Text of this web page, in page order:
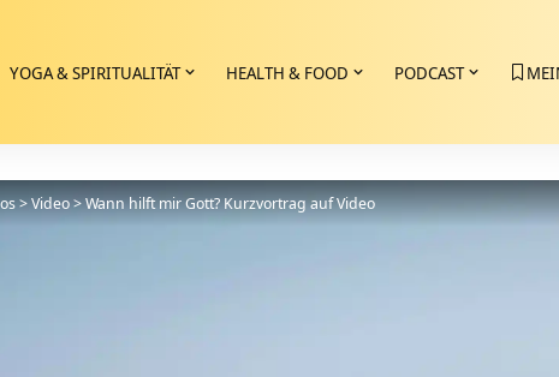
YOGA & SPIRITUALITÄT HEALTH & FOOD PODCAST
>Video>Wann hilft mir Gott? Kurzvortrag auf Video